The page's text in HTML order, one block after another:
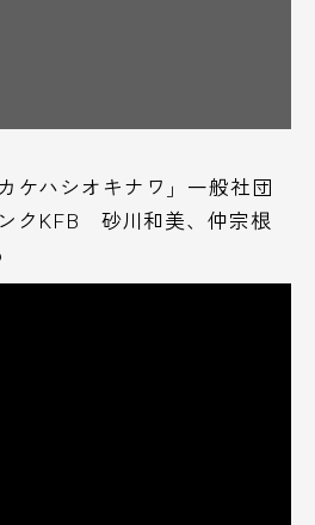
ケハシオキナワ」一般社団
クKFB 砂川和美、仲宗根